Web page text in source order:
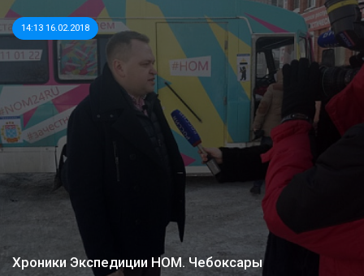
14:13 16.02.2018
Хроники Экспедиции НОМ. Чебоксары